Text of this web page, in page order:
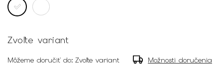
Zvoľte variant
Môžeme doručiť do: Zvoľte variant Možnosti doručenia